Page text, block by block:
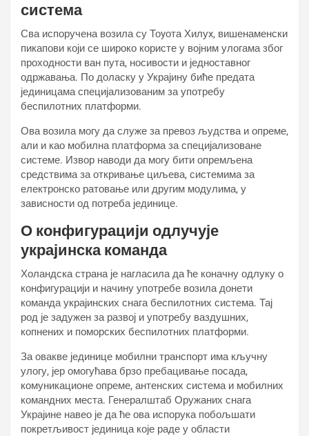
система
Сва испоручена возила су Тоyота Хилуx, вишенаменски
пикапови који се широко користе у војним улогама због
проходности ван пута, носивости и једноставног
одржавања. По доласку у Украјину биће предата
јединицама специјализованим за употребу
беспилотних платформи.
Ова возила могу да служе за превоз људства и опреме,
али и као мобилна платформа за специјализоване
системе. Извор наводи да могу бити опремљена
средствима за откривање циљева, системима за
електронско ратовање или другим модулима, у
зависности од потреба јединице.
О конфигурацији одлучује
украјинска команда
Холандска страна је нагласила да ће коначну одлуку о
конфигурацији и начину употребе возила донети
команда украјинских снага беспилотних система. Тај
род је задужен за развој и употребу ваздушних,
копнених и поморских беспилотних платформи.
За овакве јединице мобилни транспорт има кључну
улогу, јер омогућава брзо пребацивање посада,
комуникационе опреме, антенских система и мобилних
командних места. Генералштаб Оружаних снага
Украјине навео је да ће ова испорука побољшати
покретљивост јединица које раде у области